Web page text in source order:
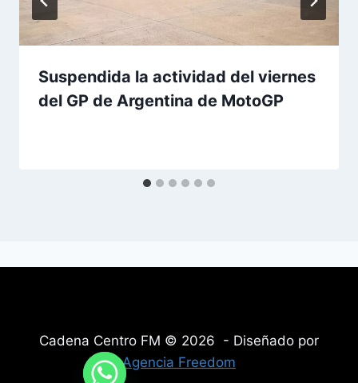
Suspendida la actividad del viernes
del GP de Argentina de MotoGP
Cadena Centro FM © 2026 - Diseñado por
Agencia Freedom